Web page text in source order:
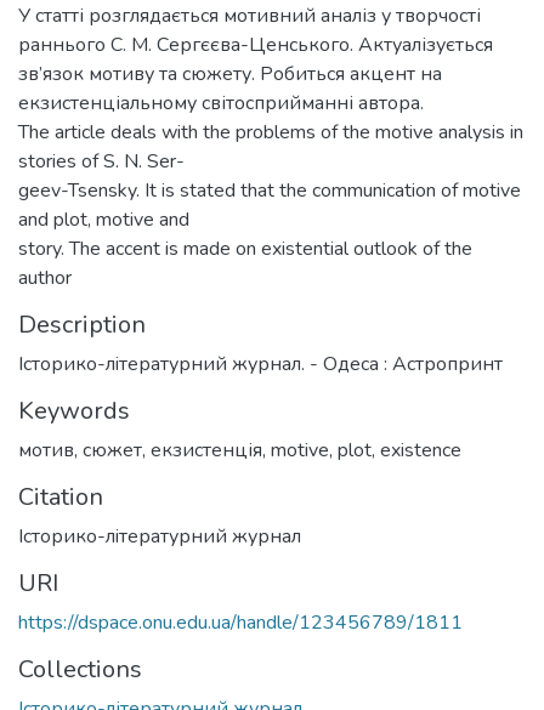
У статті розглядається мотивний аналіз у творчості
раннього С. М. Сергєєва-Ценського. Актуалізується
зв’язок мотиву та сюжету. Робиться акцент на
екзистенціальному світосприйманні автора.
The article deals with the problems of the motive analysis in
stories of S. N. Ser-
geev-Tsensky. It is stated that the communication of motive
and plot, motive and
story. The accent is made on existential outlook of the
author
Description
Iсторико-лiтературний журнал. - Одеса : Астропринт
Keywords
мотив, сюжет, екзистенція, motive, plot, existence
Citation
Iсторико-лiтературний журнал
URI
https://dspace.onu.edu.ua/handle/123456789/1811
Collections